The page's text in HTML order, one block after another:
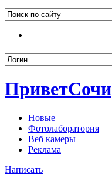
ПриветСочи
Новые
Фотолаборатория
Веб камеры
Реклама
Написать